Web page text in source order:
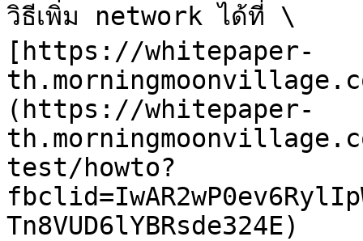
วิธีเพิ่ม network ได้ที่ \
[https://whitepaper-
(https://whitepaper-
test/howto?
Tn8VUD6lYBRsde324E)